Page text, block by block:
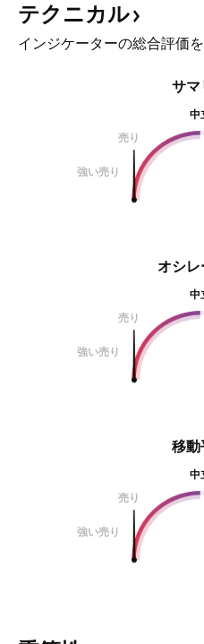
テクニカル
インジケーターの総合評価
オシ
中
売り
強い売り
サマ
中
売り
強い売り
移動
中
売り
強い売り